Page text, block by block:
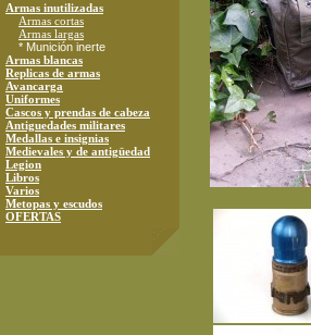
Armas inutilizadas
Armas cortas
Armas largas
* Munición inerte
Armas blancas
Replicas de armas
Avancarga
Uniformes
Cascos y prendas de cabeza
Antiguedades militares
Medallas e insignias
Medievales y de antigüedad
Legion
Libros
Varios
Metopas y escudos
OFERTAS